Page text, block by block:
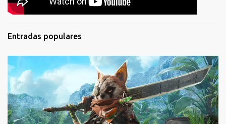
Entradas populares